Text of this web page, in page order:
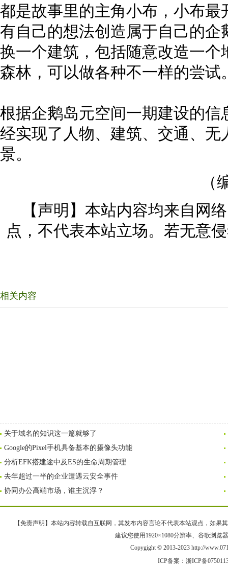
都是故事里的主角小布，小布
有自己的想法创造属于自己的
换一个建筑，包括随意改造一
森林，可以做各种不一样的尝试
根据企鹅岛元空间一期建设的
经实现了人物、建筑、交通、
景。
（
【声明】本站内容均来自网
点，不代表本站立场。若无意
相关内容
关于域名的知识这一篇就够了
Google的Pixel手机具备基本的摄像头功能
分析EFK搭建途中及ES的生命周期管理
去年超过一半的企业遭遇云安全事件
协同办公高端市场，谁主沉浮？
【免责声明】本站内容转载自互联网，其发布内容言论不代表本站观点，如果
建议您使用1920×1080分辨率、谷歌浏览
Copygight © 2013-2023 http://
ICP备案： 浙ICP备